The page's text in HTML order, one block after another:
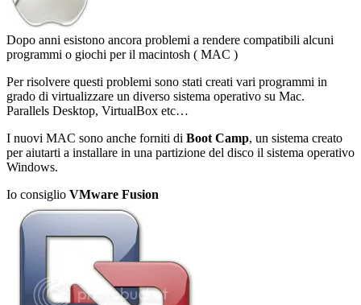
Dopo anni esistono ancora problemi a rendere compatibili alcuni
programmi o giochi per il macintosh ( MAC )
Per risolvere questi problemi sono stati creati vari programmi in
grado di virtualizzare un diverso sistema operativo su Mac.
Parallels Desktop, VirtualBox etc…
I nuovi MAC sono anche forniti di Boot Camp, un sistema creato
per aiutarti a installare in una partizione del disco il sistema operativo
Windows.
Io consiglio VMware Fusion